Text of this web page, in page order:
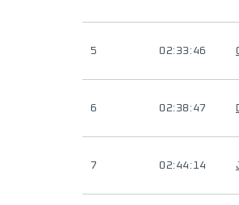
5 02:33:46
6 02:38:47
7 02:44:14